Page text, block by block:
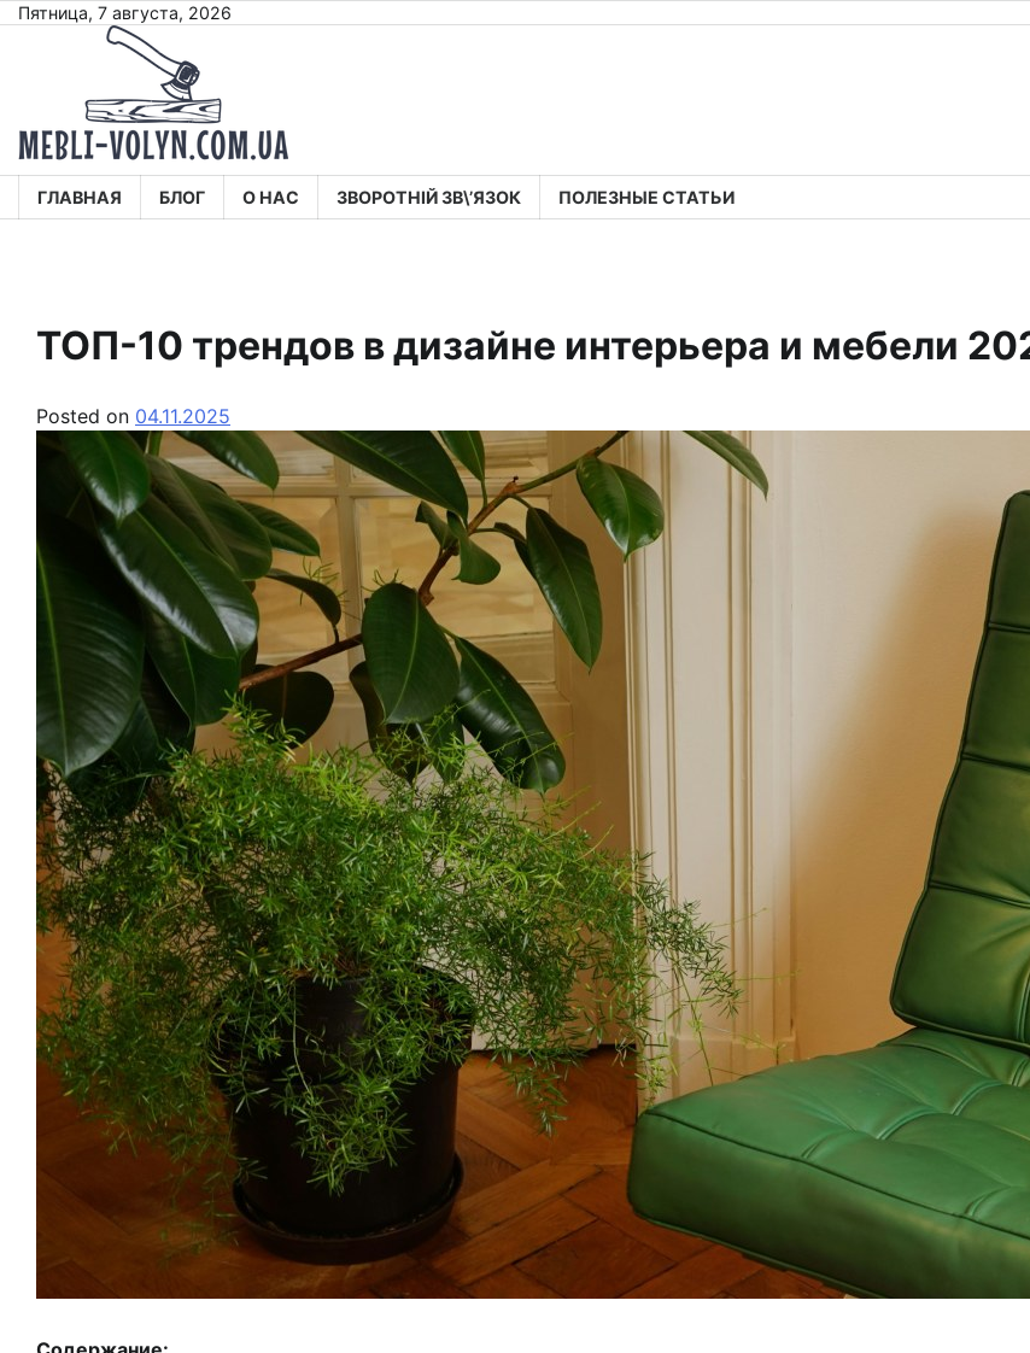
SkipПятница, 7 августа, 2026
ГЛАВНАЯ БЛОГ О НАС ЗВОРОТНІЙ ЗВ\’ЯЗОК ПОЛЕЗНЫЕ СТАТЬИ
ТОП-10 трендов в дизайне интерьера и мебели
Posted on 04.11.2025